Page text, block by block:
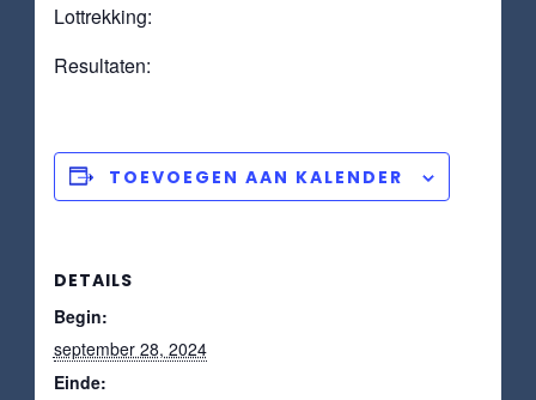
Lottrekking:
Resultaten:
TOEVOEGEN AAN KALENDER
DETAILS
Begin:
september 28, 2024
Einde: